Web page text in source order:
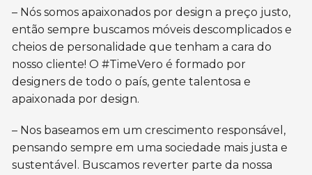
– Nós somos apaixonados por design a preço justo,
então sempre buscamos móveis descomplicados e
cheios de personalidade que tenham a cara do
nosso cliente! O #TimeVero é formado por
designers de todo o país, gente talentosa e
apaixonada por design.
– Nos baseamos em um crescimento responsável,
pensando sempre em uma sociedade mais justa e
sustentável. Buscamos reverter parte da nossa